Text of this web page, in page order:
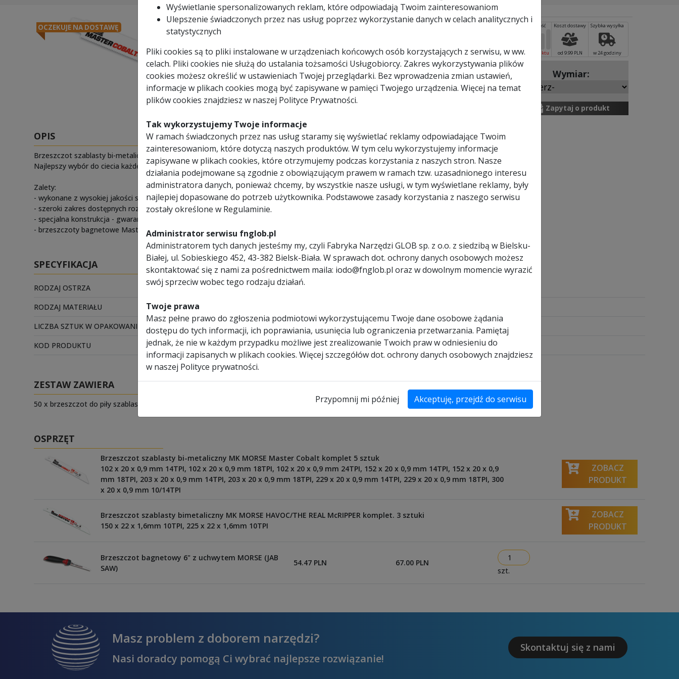
Wyświetlanie spersonalizowanych reklam, które odpowiadają Twoim zainteresowaniom
Ulepszenie świadczonych przez nas usług poprzez wykorzystanie danych w celach analitycznych i
statystycznych
Pliki cookies są to pliki instalowane w urządzeniach końcowych osób korzystających z serwisu, w ww.
celach. Pliki cookies nie służą do ustalania tożsamości Usługobiorcy. Zakres wykorzystywania plików
cookies możesz określić w ustawieniach Twojej przeglądarki. Bez wprowadzenia zmian ustawień,
informacje w plikach cookies mogą być zapisywane w pamięci Twojego urządzenia. Więcej na temat
plików cookies znajdziesz w naszej Polityce Prywatności.
Tak wykorzystujemy Twoje informacje
W ramach świadczonych przez nas usług staramy się wyświetlać reklamy odpowiadające Twoim
zainteresowaniom, które dotyczą naszych produktów. W tym celu wykorzystujemy informacje
zapisywane w plikach cookies, które otrzymujemy podczas korzystania z naszych stron. Nasze
działania podejmowane są zgodnie z obowiązującym prawem w ramach tzw. uzasadnionego interesu
administratora danych, ponieważ chcemy, by wszystkie nasze usługi, w tym wyświetlane reklamy, były
najlepiej dopasowane do potrzeb użytkownika. Podstawowe zasady korzystania z naszego serwisu
zostały określone w Regulaminie.
Administrator serwisu fnglob.pl
Administratorem tych danych jesteśmy my, czyli Fabryka Narzędzi GLOB sp. z o.o. z siedzibą w Bielsku-
Białej, ul. Sobieskiego 452, 43-382 Bielsk-Biała. W sprawach dot. ochrony danych osobowych możesz
skontaktować się z nami za pośrednictwem maila: iodo@fnglob.pl oraz w dowolnym momencie wyrazić
swój sprzeciw wobec tego rodzaju działań.
Twoje prawa
Masz pełne prawo do zgłoszenia podmiotowi wykorzystującemu Twoje dane osobowe żądania
dostępu do tych informacji, ich poprawiania, usunięcia lub ograniczenia przetwarzania. Pamiętaj
jednak, że nie w każdym przypadku możliwe jest zrealizowanie Twoich praw w odniesieniu do
informacji zapisanych w plikach cookies. Więcej szczegółów dot. ochrony danych osobowych znajdziesz
w naszej Polityce prywatności.
Przypomnij mi później Akceptuję, przejdź do serwisu
OCZEKUJE NA DOSTAWĘ
MORSE-PTA-MC
bi-metal
wybranym rozmiarze oraz podziałce
uzębienia). od 9.99 PLN w 24 godziny
Zapytaj o produkt
OPIS
Brzeszczot szablasty bi-metaliczny MK MORSE Master Cobalt wykonane z wysokiej jakości stali bimetalicznej zapewniającej długą żywotność ostrza.
Najlepszy wybór do ciecia każdego rodzaju metalu do grubości 6,4mm .
Zalety:
- wykonane z wysokiej jakości stali bi-metalicznej zapewniającej dłuższą żywotność ostrza,
- szeroki zakres dostępnych rozmiarów oraz podziałek,
- specjalna konstrukcja - gwarantują odpowiednie parametry, tj. sztywność oraz elastyczność - przy różnych zastosowaniach,
- brzeszczoty bagnetowe Master Cobalt posiadają standardowe uchwyty montażowe.
SPECYFIKACJA
RODZAJ OSTRZA
ostrze jednostronne
RODZAJ MATERIAŁU
bi-metal
LICZBA SZTUK W OPAKOWANIU
50
KOD PRODUKTU
MORSE-PTA-MC
ZESTAW ZAWIERA
50 x brzeszczot do piły szablastej (o wybranym rozmiarze oraz podziałce uzębienia).
OSPRZĘT
Brzeszczot szablasty bi-metaliczny MK MORSE Master Cobalt komplet 5 sztuk
102 x 20 x 0,9 mm 14TPI, 102 x 20 x 0,9 mm 18TPI, 102 x 20 x 0,9 mm 24TPI, 152 x 20 x 0,9 mm 14TPI, 152 x 20 x 0,9
mm 18TPI, 203 x 20 x 0,9 mm 14TPI, 203 x 20 x 0,9 mm 18TPI, 229 x 20 x 0,9 mm 14TPI, 229 x 20 x 0,9 mm 18TPI, 300
x 20 x 0,9 mm 10/14TPI
ZOBACZ
PRODUKT
Brzeszczot szablasty bimetaliczny MK MORSE HAVOC/THE REAL McRIPPER komplet. 3 sztuki
150 x 22 x 1,6mm 10TPI, 225 x 22 x 1,6mm 10TPI
ZOBACZ
PRODUKT
Brzeszczot bagnetowy 6" z uchwytem MORSE (JAB
SAW)
54.47 PLN
67.00 PLN
szt.
Masz problem z doborem narzędzi?
Nasi doradcy pomogą Ci wybrać najlepsze rozwiązanie!
Skontaktuj się z nami